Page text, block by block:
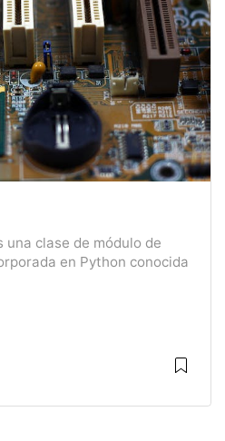
clase de módulo de
en Python conocida